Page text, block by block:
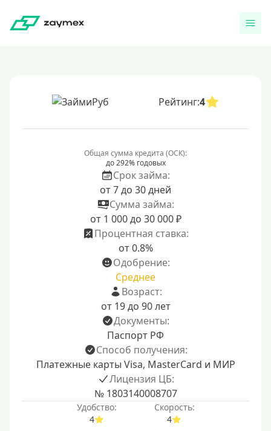
Рейтинг:4
Общая сумма кредита (ОСК):
до 292% годовых
Срок займа:
от 7 до 30 дней
Сумма займа:
от 1 000 до 30 000 ₽
Процентная ставка:
от 0.8%
Одобрение:
Среднее
Возраст:
от 19 до 90 лет
Документы:
Паспорт РФ
Способ получения:
Платежные карты Visa, MasterCard и МИР
Лицензия ЦБ:
№ 1803140008707
Удобство:
4
Скорость:
4